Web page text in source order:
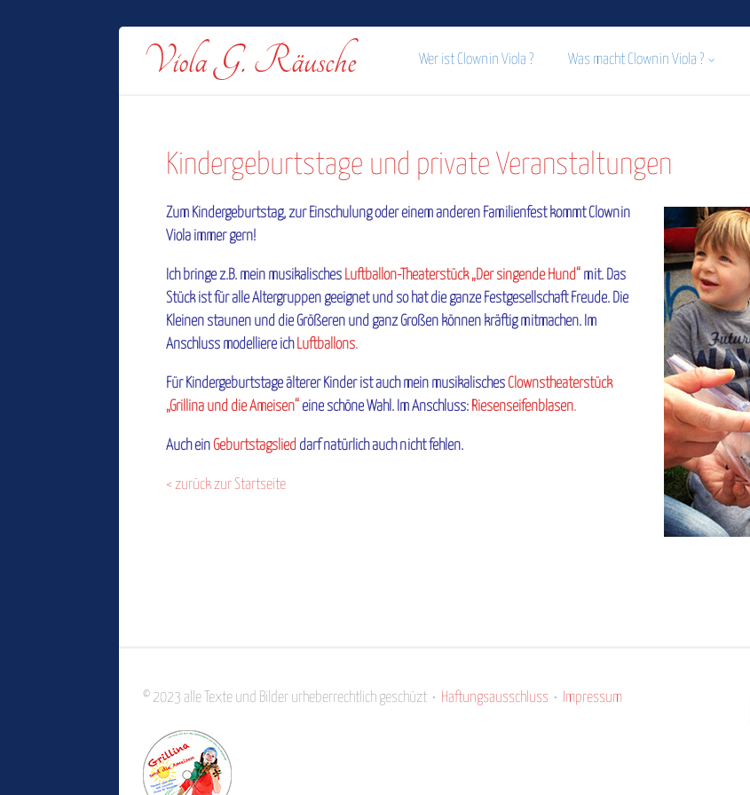
Viola G. Räusche Wer ist Clownin Viola ? Was macht Clownin Viola ?
Kindergeburtstage und private Veranstaltungen
Zum Kindergeburtstag, zur Einschulung oder einem anderen Familienfest kommt Clownin
Viola immer gern!
Ich bringe z.B. mein musikalisches Luftballon-Theaterstück „Der singende Hund“ mit. Das
Stück ist für alle Altergruppen geeignet und so hat die ganze Festgesellschaft Freude. Die
Kleinen staunen und die Größeren und ganz Großen können kräftig mitmachen. Im
Anschluss modelliere ich Luftballons.
Für Kindergeburtstage älterer Kinder ist auch mein musikalischesClownstheaterstück
„Grillina und die Ameisen“eine schöne Wahl. Im Anschluss: Riesenseifenblasen.
Auch einGeburtstagslied darf natürlich auch nicht fehlen.
< zurück zur Startseite
© 2023 alle Texte und Bilder urheberrechtlich geschüzt • Haftungsausschluss • Impressum